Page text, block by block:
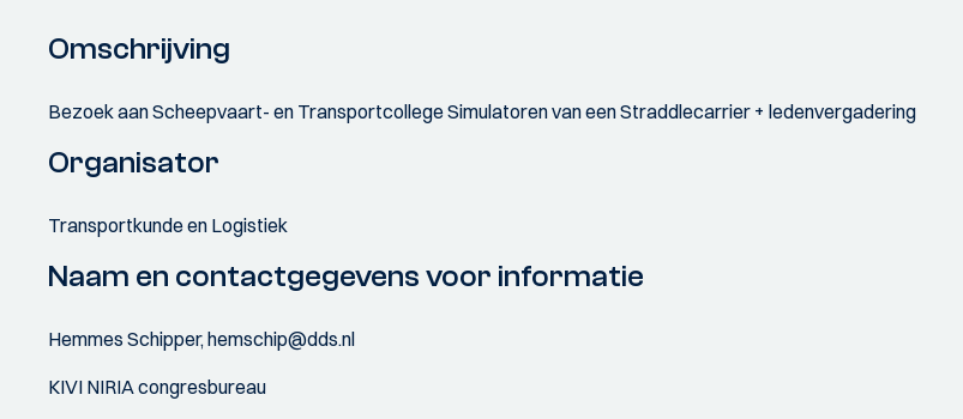
Omschrijving
Bezoek aan Scheepvaart- en Transportcollege Simulatoren van een Straddlecarrier + ledenvergadering
Organisator
Transportkunde en Logistiek
Naam en contactgegevens voor informatie
Hemmes Schipper, hemschip@dds.nl
KIVI NIRIA congresbureau